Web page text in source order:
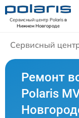
Сервисный центр Polarisв
Нижнем Новгороде
Сервисный
Ремонт
Polaris